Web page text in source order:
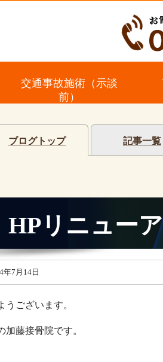
交通事故施術（示談
前）
ブログトップ 記事一覧
HPリニュー
年7月14日
うございます。
加藤接骨院です。